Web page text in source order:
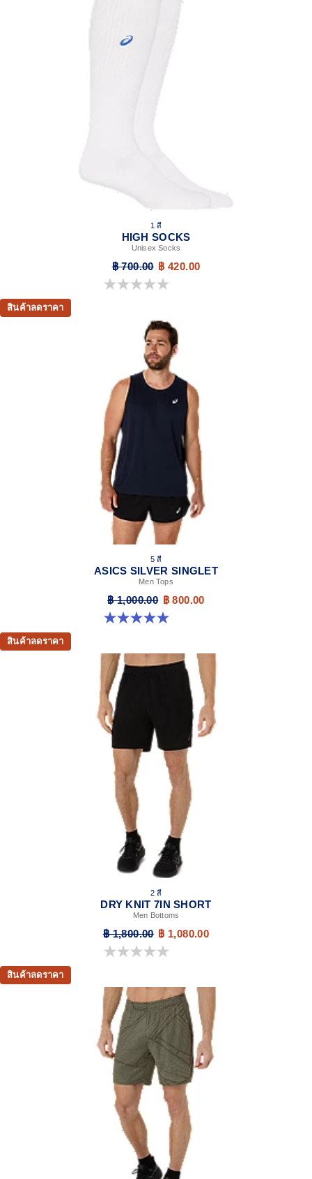
1 สี
HIGH SOCKS
Unisex Socks
฿ 700.00 ฿ 420.00
0.0 จาก 5 ดาว
สินค้าลดราคา
5 สี
ASICS SILVER SINGLET
Men Tops
฿ 1,000.00 ฿ 800.00
5.0 จาก 5 ดาว 1 รีวิว
สินค้าลดราคา
2 สี
DRY KNIT 7IN SHORT
Men Bottoms
฿ 1,800.00 ฿ 1,080.00
0.0 จาก 5 ดาว
สินค้าลดราคา